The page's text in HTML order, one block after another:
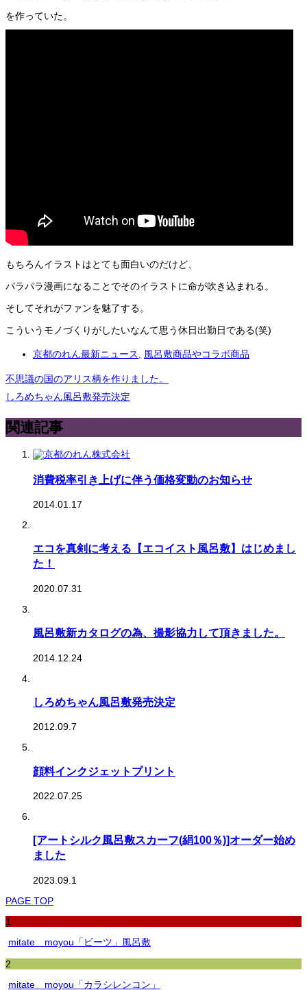
を作っていた。
もちろんイラストはとても面白いのだけど、
パラパラ漫画になることでそのイラストに命が吹き込まれる。
そしてそれがファンを魅了する。
こういうモノづくりがしたいなんて思う休日出勤日である(笑)
京都のれん最新ニュース 風呂敷商品やコラボ商品
不思議の国のアリス柄を作りました。
しろめちゃん風呂敷発売決定
関連記事
消費税率引き上げに伴う価格変動のお知らせ
2014.01.17
エコを真剣に考える【エコイスト風呂敷】はじめまし
た！
2020.07.31
風呂敷新カタログの為、撮影協力して頂きました。
2014.12.24
しろめちゃん風呂敷発売決定
2012.09.7
顔料インクジェットプリント
2022.07.25
[アートシルク風呂敷スカーフ(絹100％)]オーダー始め
ました
2023.09.1
PAGE TOP
1
mitate moyou「ビーツ」風呂敷
2
mitate moyou「カラシレンコン」